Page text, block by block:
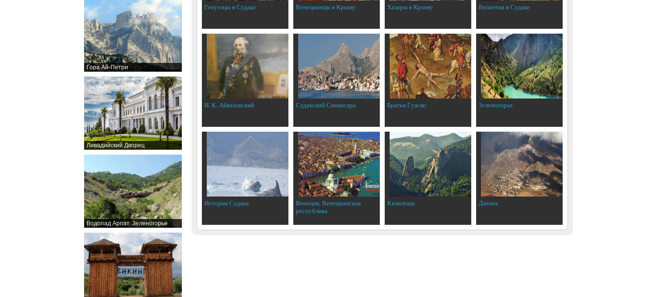
Гора Ай-Петри
Ливадийский Дворец
Водопад Арпат. Зеленогорье
Генуэзцы в Судаке Венецианцы в Крыму Хазары в Крыму Византия в Судаке
И. К. Айвазовский Судакский Синаксарь Братья Гуаско Зеленогорье
История Судака
Венеция. Венецианская
республика
Кизилташ Дачное